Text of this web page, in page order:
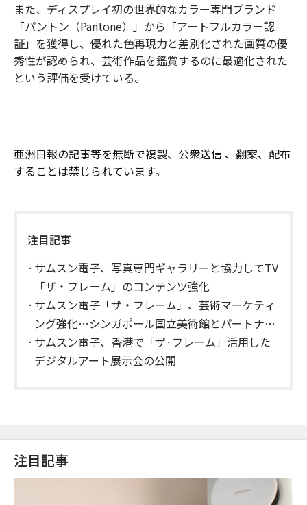
また、ディスプレイ初の世界的なカラー専門ブランド
「パントン（Pantone）」から「アートフルカラー認
証」を獲得し、優れた色再現力と差別化された画質の優
秀性が認められ、芸術作品を鑑賞するのに最適化された
という評価を受けている。
亜洲日報の記事等を無断で複製、公衆送信 、翻案、配布
することは禁じられています。
注目記事
サムスン電子、写真専門ギャラリーと協力してTV
「ザ・フレーム」のコンテンツ強化
サムスン電子「ザ・フレーム」、芸術マーケティ
ング強化…シンガポール国立美術館とパートナー
シップ
サムスン電子、香港で「ザ·フレーム」活用した
デジタルアート展示会の公開
注目記事